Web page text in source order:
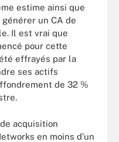
estime ainsi que
un CA de
Il est vrai que
pour cette
effrayés par la
ses actifs
de 32 %
acquisition
en moins d’un